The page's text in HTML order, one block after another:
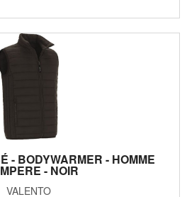
- BODYWARMER - HOMME
- NOIR
VALENTO